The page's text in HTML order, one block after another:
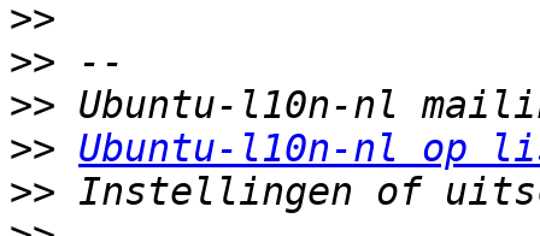
>>
>>
>>
>> Ubuntu-l10n-nl op
>>